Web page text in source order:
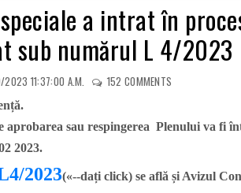
a intrat în
sub numărul L 4/2023
11:37:00 A.M. 152 COMMENTS
sau respingerea Plenului va fi
2023.
2023(«--dați click) se află și Avizul